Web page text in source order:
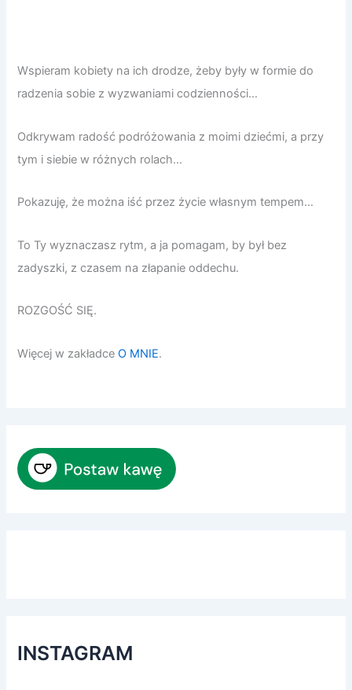
Wspieram kobiety na ich drodze, żeby były w formie do
radzenia sobie z wyzwaniami codzienności…
Odkrywam radość podróżowania z moimi dziećmi, a przy
tym i siebie w różnych rolach…
Pokazuję, że można iść przez życie własnym tempem…
To Ty wyznaczasz rytm, a ja pomagam, by był bez
zadyszki, z czasem na złapanie oddechu.
ROZGOŚĆ SIĘ.
Więcej w zakładceO MNIE.
INSTAGRAM